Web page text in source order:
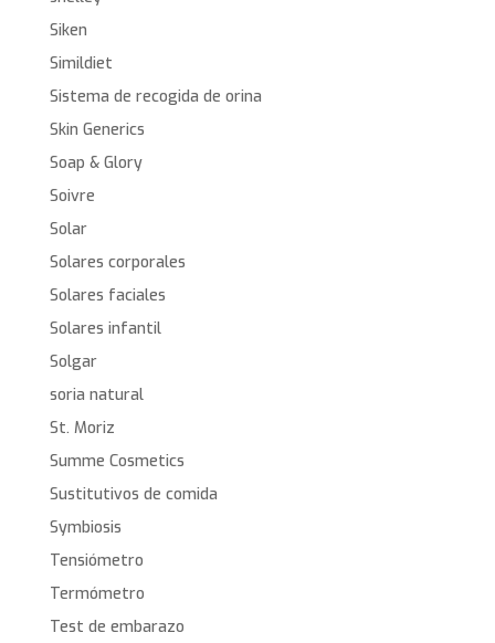
Siken
Simildiet
Sistema de recogida de orina
Skin Generics
Soap & Glory
Soivre
Solar
Solares corporales
Solares faciales
Solares infantil
Solgar
soria natural
St. Moriz
Summe Cosmetics
Sustitutivos de comida
Symbiosis
Tensiómetro
Termómetro
Test de embarazo